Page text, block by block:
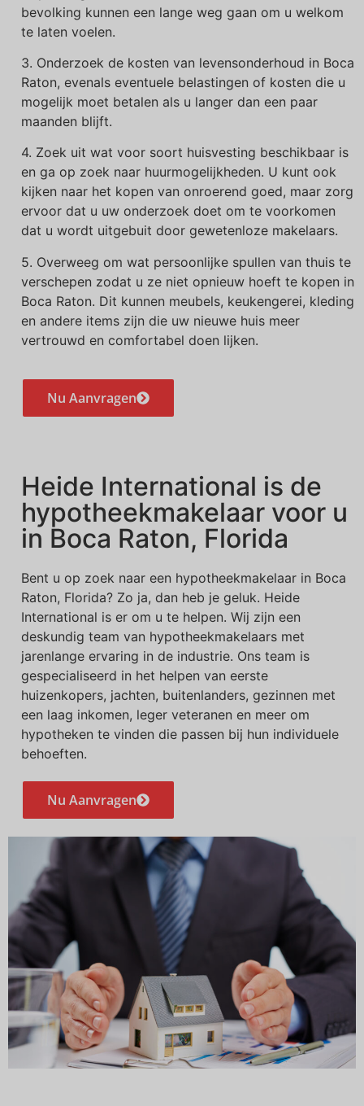
bevolking kunnen een lange weg gaan om u welkom
te laten voelen.
3. Onderzoek de kosten van levensonderhoud in Boca
Raton, evenals eventuele belastingen of kosten die u
mogelijk moet betalen als u langer dan een paar
maanden blijft.
4. Zoek uit wat voor soort huisvesting beschikbaar is
en ga op zoek naar huurmogelijkheden. U kunt ook
kijken naar het kopen van onroerend goed, maar zorg
ervoor dat u uw onderzoek doet om te voorkomen
dat u wordt uitgebuit door gewetenloze makelaars.
5. Overweeg om wat persoonlijke spullen van thuis te
verschepen zodat u ze niet opnieuw hoeft te kopen in
Boca Raton. Dit kunnen meubels, keukengerei, kleding
en andere items zijn die uw nieuwe huis meer
vertrouwd en comfortabel doen lijken.
Nu Aanvragen
Heide International is de
hypotheekmakelaar voor u
in Boca Raton, Florida
Bent u op zoek naar een hypotheekmakelaar in Boca
Raton, Florida? Zo ja, dan heb je geluk. Heide
International is er om u te helpen. Wij zijn een
deskundig team van hypotheekmakelaars met
jarenlange ervaring in de industrie. Ons team is
gespecialiseerd in het helpen van eerste
huizenkopers, jachten, buitenlanders, gezinnen met
een laag inkomen, leger veteranen en meer om
hypotheken te vinden die passen bij hun individuele
behoeften.
Nu Aanvragen